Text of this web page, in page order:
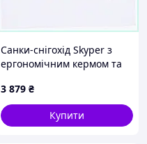
Санки-снігохід Skyper з
ергономічним кермом та
3 879 ₴
Купити